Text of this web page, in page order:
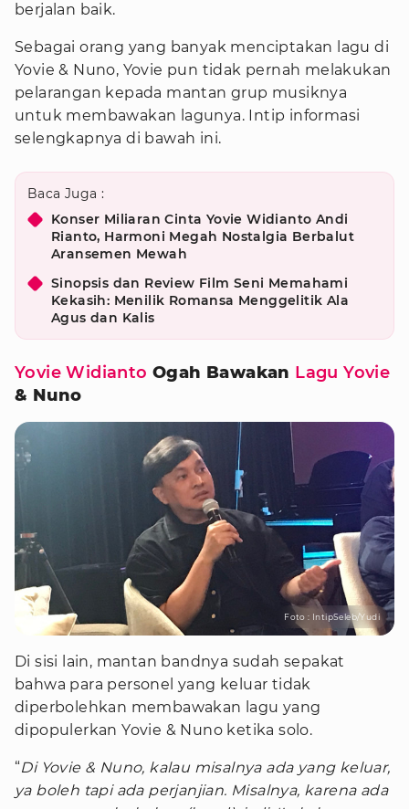
berjalan baik.
Sebagai orang yang banyak menciptakan lagu di
Yovie & Nuno, Yovie pun tidak pernah melakukan
pelarangan kepada mantan grup musiknya
untuk membawakan lagunya. Intip informasi
selengkapnya di bawah ini.
Baca Juga :
Konser Miliaran Cinta Yovie Widianto Andi
Rianto, Harmoni Megah Nostalgia Berbalut
Aransemen Mewah
Sinopsis dan Review Film Seni Memahami
Kekasih: Menilik Romansa Menggelitik Ala
Agus dan Kalis
Yovie Widianto Ogah Bawakan Lagu Yovie
& Nuno
Foto : IntipSeleb/Yudi
Di sisi lain, mantan bandnya sudah sepakat
bahwa para personel yang keluar tidak
diperbolehkan membawakan lagu yang
dipopulerkan Yovie & Nuno ketika solo.
“Di Yovie & Nuno, kalau misalnya ada yang keluar,
ya boleh tapi ada perjanjian. Misalnya, karena ada